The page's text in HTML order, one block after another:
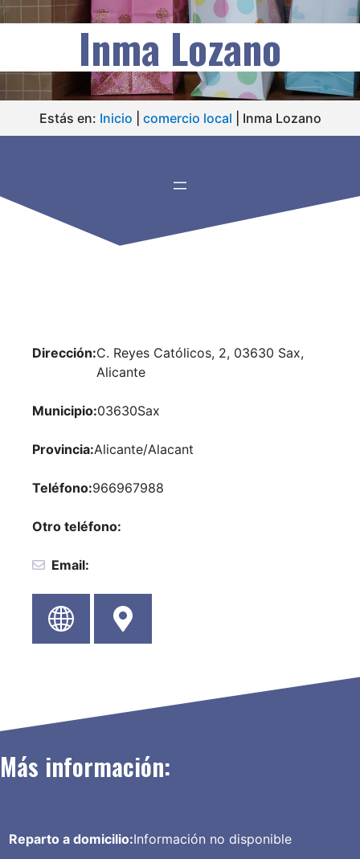
Inma Lozano
Estás en: Inicio comercio local Inma Lozano
Dirección:C. Reyes Católicos, 2, 03630 Sax,
Alicante
Municipio:03630Sax
Provincia:Alicante/Alacant
Teléfono:966967988
Otro teléfono:
Email:
Más información:
Reparto a domicilio:Información no disponible